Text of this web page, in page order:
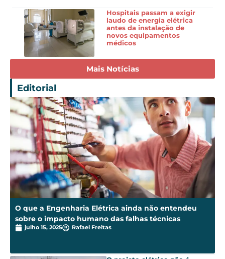
Hospitais passam a exigir
laudo de energia elétrica
antes da instalação de
novos equipamentos
médicos
Mais Notícias
Editorial
O que a Engenharia Elétrica ainda não entendeu
sobre o impacto humano das falhas técnicas
julho 15, 2025 Rafael Freitas